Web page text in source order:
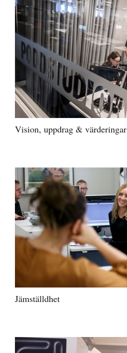
Vision, uppdrag & värderingar
Jämställdhet